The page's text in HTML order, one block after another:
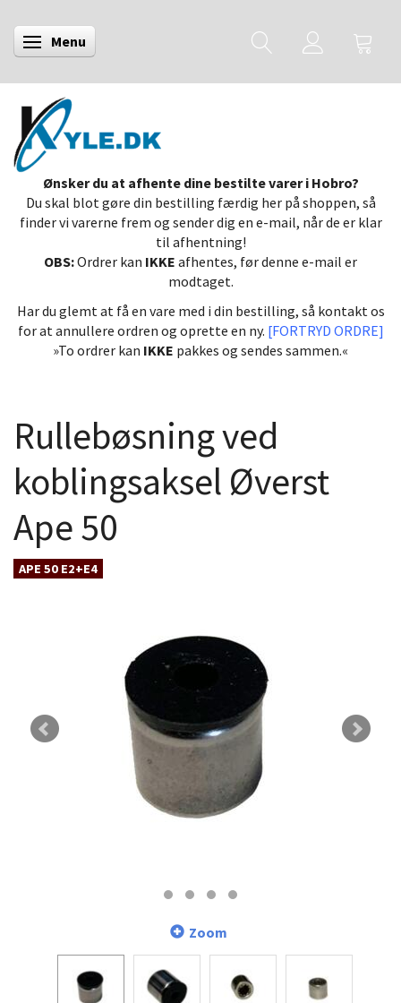
Skifte navigation
Menu
Ønsker du at afhente dine bestilte varer i Hobro?
Du skal blot gøre din bestilling færdig her på shoppen, så
finder vi varerne frem og sender dig en e-mail, når de er klar
til afhentning!
OBS:Ordrer kan IKKE afhentes, før denne e-mail er
modtaget.
Har du glemt at få en vare med i din bestilling, så kontakt os
for at annullere ordren og oprette en ny. [FORTRYD ORDRE]
»To ordrer kan IKKE pakkes og sendes sammen.«
Rullebøsning ved
koblingsaksel Øverst
Ape 50
APE 50 E2+E4
Zoom